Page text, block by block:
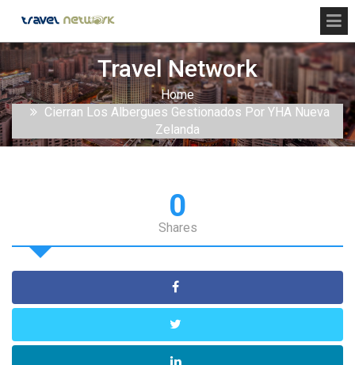
Travel Network
Home
Cierran Los Albergues Gestionados Por YHA Nueva
Zelanda
0
Shares